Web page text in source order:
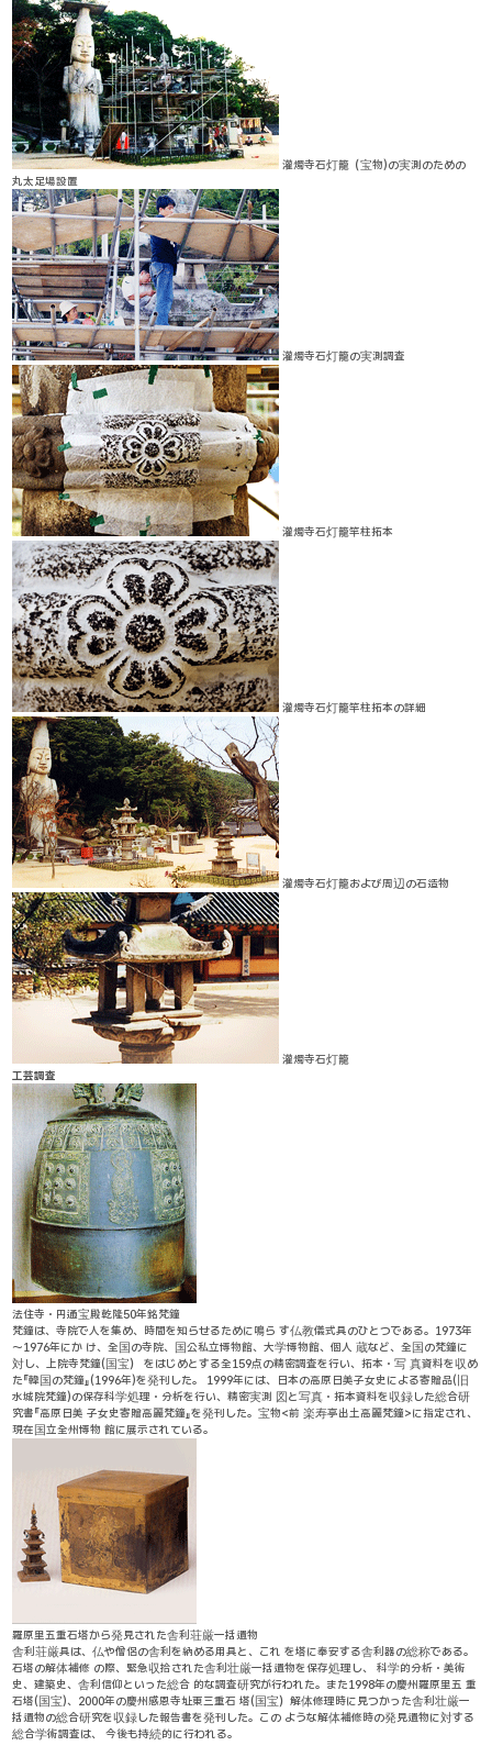
灌燭寺石灯籠（宝物)の実測のための
丸太足場設置
灌燭寺石灯籠の実測調査
灌燭寺石灯籠竿柱拓本
灌燭寺石灯籠竿柱拓本の詳細
灌燭寺石灯籠および周辺の石造物
灌燭寺石灯籠
工芸調査
法住寺・円通宝殿乾隆50年銘梵鐘
梵鐘は、寺院で人を集め、時間を知らせるために鳴ら す仏教儀式具のひとつである。1973年
～1976年にか け、全国の寺院、国公私立博物館、大学博物館、個人 蔵など、全国の梵鐘に
対し、上院寺梵鐘(国宝） をはじめとする全159点の精密調査を行い、拓本・写 真資料を収め
た『韓国の梵鐘』(1996年)を発刊した。 1999年には、日本の高原日美子女史による寄贈品(旧
水城院梵鐘)の保存科学処理・分析を行い、精密実測 図と写真・拓本資料を収録した総合研
究書『高原日美 子女史寄贈高麗梵鐘』を発刊した。宝物<前 楽寿亭出土高麗梵鐘>に指定され、
現在国立全州博物 館に展示されている。
羅原里五重石塔から発見された舎利荘厳一括遺物
舎利荘厳具は、仏や僧侶の舎利を納める用具と、これ を塔に奉安する舎利器の総称である。
石塔の解体補修 の際、緊急収拾された舎利壮厳一括遺物を保存処理し、 科学的分析・美術
史、建築史、舎利信仰といった総合 的な調査研究が行われた。また1998年の慶州羅原里五 重
石塔(国宝)、2000年の慶州感恩寺址東三重石 塔(国宝）解体修理時に見つかった舎利壮厳一
括遺物の総合研究を収録した報告書を発刊した。この ような解体補修時の発見遺物に対する
総合学術調査は、 今後も持続的に行われる。